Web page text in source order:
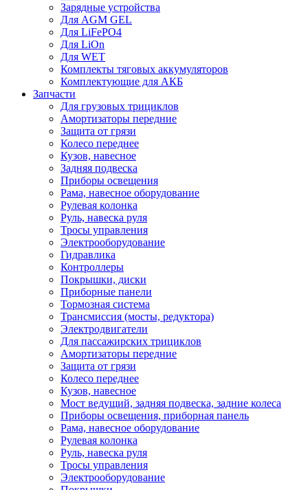
Зарядные устройства
Для AGM GEL
Для LiFePO4
Для LiOn
Для WET
Комплекты тяговых аккумуляторов
Комплектующие для АКБ
Запчасти
Для грузовых трициклов
Амортизаторы передние
Защита от грязи
Колесо переднее
Кузов, навесное
Задняя подвеска
Приборы освещения
Рама, навесное оборудование
Рулевая колонка
Руль, навеска руля
Тросы управления
Электрооборудование
Гидравлика
Контроллеры
Покрышки, диски
Приборные панели
Тормозная система
Трансмиссия (мосты, редуктора)
Электродвигатели
Для пассажирских трициклов
Амортизаторы передние
Защита от грязи
Колесо переднее
Кузов, навесное
Мост ведущий, задняя подвеска, задние колеса
Приборы освещения, приборная панель
Рама, навесное оборудование
Рулевая колонка
Руль, навеска руля
Тросы управления
Электрооборудование